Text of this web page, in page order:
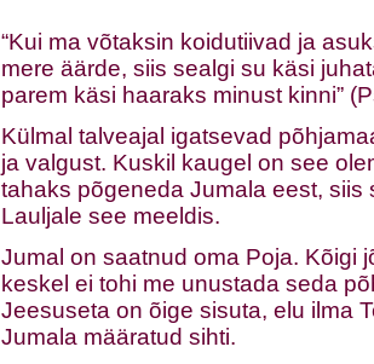
“Kui ma võtaksin koidutiivad ja
mere äärde, siis sealgi su käsi
parem käsi haaraks minust kinni”
Külmal talveajal igatsevad
ja valgust. Kuskil kaugel on see
tahaks põgeneda Jumala eest, siis
Lauljale see meeldis.
Jumal on saatnud oma Poja. Kõigi
keskel ei tohi me unustada seda
Jeesuseta on õige sisuta, elu ilma
Jumala määratud sihti.